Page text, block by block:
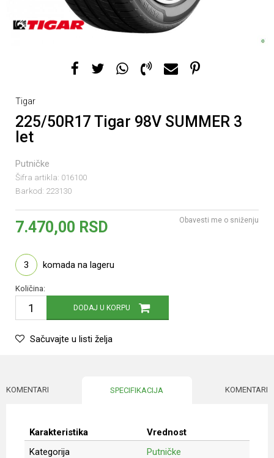
Tigar
225/50R17 Tigar 98V SUMMER 3
let
Putničke
Šifra artikla: 016100
Barkod: 223130
7.470,00 RSD Obavesti me o sniženju
3 komada na lageru
Količina:
DODAJ U KORPU
Sačuvajte u listi želja
KOMENTARI SPECIFIKACIJA KOMENTARI
Karakteristika
Vrednost
Kategorija
Putničke